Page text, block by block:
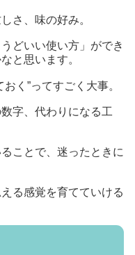
さ、味の好み。
どいい使い方」ができ
と思います。
く”ってすごく大事。
字、代わりになる工
ことで、迷ったときに
る感覚を育てていける